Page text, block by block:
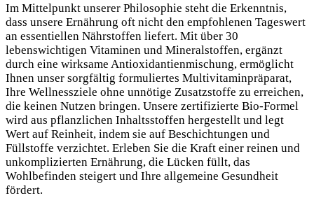
Im Mittelpunkt unserer Philosophie steht die Erkenntnis,
dass unsere Ernährung oft nicht den empfohlenen Tageswert
an essentiellen Nährstoffen liefert. Mit über 30
lebenswichtigen Vitaminen und Mineralstoffen, ergänzt
durch eine wirksame Antioxidantienmischung, ermöglicht
Ihnen unser sorgfältig formuliertes Multivitaminpräparat,
Ihre Wellnessziele ohne unnötige Zusatzstoffe zu erreichen,
die keinen Nutzen bringen. Unsere zertifizierte Bio-Formel
wird aus pflanzlichen Inhaltsstoffen hergestellt und legt
Wert auf Reinheit, indem sie auf Beschichtungen und
Füllstoffe verzichtet. Erleben Sie die Kraft einer reinen und
unkomplizierten Ernährung, die Lücken füllt, das
Wohlbefinden steigert und Ihre allgemeine Gesundheit
fördert.